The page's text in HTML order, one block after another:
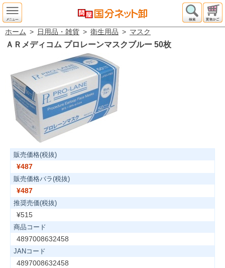
ホーム > 日用品・雑貨 > 衛生用品 > マスク
ＡＲメディコム プロレーンマスクブルー 50枚
販売価格(税抜)
¥487
販売価格バラ(税抜)
¥487
推奨売価(税抜)
¥515
商品コード
4897008632458
JANコード
4897008632458